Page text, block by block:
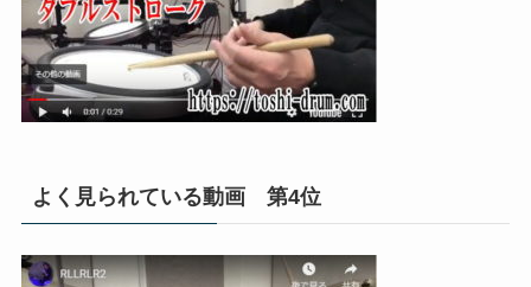
よく見られている動画 第4位